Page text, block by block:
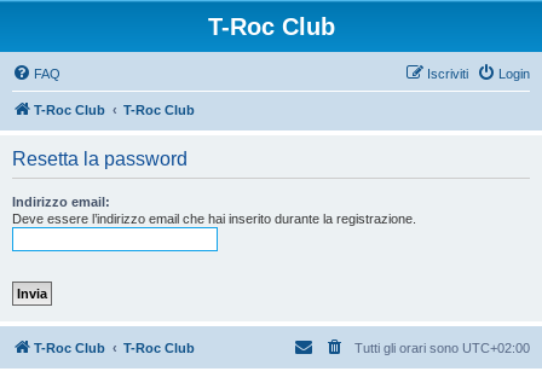
T-Roc Club
FAQ Login
Iscriviti
T-Roc Club T-Roc Club
Resetta la password
Indirizzo email:
Deve essere l’indirizzo email che hai inserito durante la registrazione.
T-Roc Club T-Roc Club Tutti gli orari sono UTC+02:00